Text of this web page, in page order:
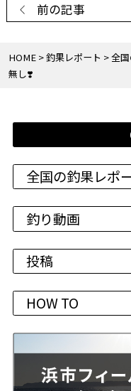
全国の釣果レポ
釣り動画
投稿
HOW TO
HOME 釣果レポート 全
無し❣️
前の記事